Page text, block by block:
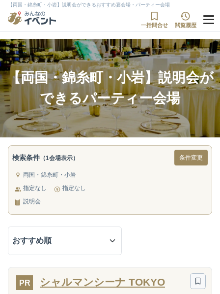
【両国・錦糸町・小岩】説明会ができるおすすめ宴会場・パーティー会場
一括問合せ 閲覧履歴
【両国・錦糸町・小岩】説明会が
できるパーティー会場
検索条件 （1会場表示） 条件変更
両国・錦糸町・小岩
指定なし
指定なし
説明会
PR シャルマンシーナ TOKYO